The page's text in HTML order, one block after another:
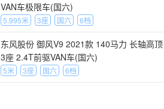
VAN车极限车(国六)
5.995米 3座 国六 6档
东风股份 御风V9 2021款 140马力 长轴高顶
3座 2.4T前驱VAN车(国六)
5米 3座 国六 6档